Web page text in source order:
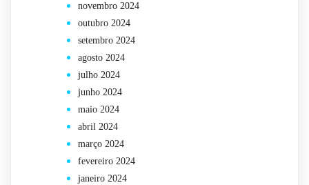
novembro 2024
outubro 2024
setembro 2024
agosto 2024
julho 2024
junho 2024
maio 2024
abril 2024
março 2024
fevereiro 2024
janeiro 2024